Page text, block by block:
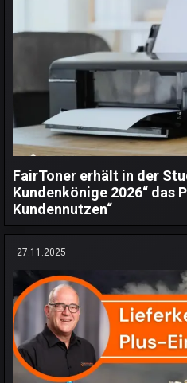
FairToner erhält in der
Kundenkönige 2026“ das
Kundennutzen“
27.11.2025